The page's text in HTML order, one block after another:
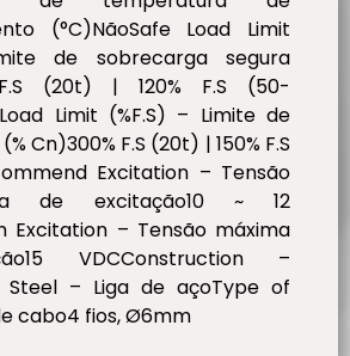
(°C)NãoSafe Load Limit
de sobrecarga segura
F.S (20t) | 120% F.S (50-
Limit (%F.S) – Limite de
Cn)300% F.S (20t) | 150% F.S
Excitation – Tensão
de excitação10 ~ 12
Excitation – Tensão máxima
VDCConstruction –
Steel – Liga de açoType of
cabo4 fios, Ø6mm